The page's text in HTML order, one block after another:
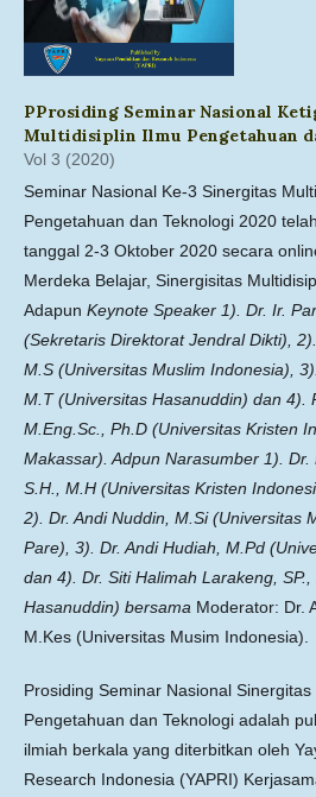
PProsiding Seminar Nasional
Multidisiplin Ilmu Pengetahuan
Vol 3 (2020)
Seminar Nasional Ke-3 Sinergitas
Pengetahuan dan Teknologi 2020
tanggal 2-3 Oktober 2020 secara
Merdeka Belajar, Sinergisitas
Adapun Keynote Speaker 1). Dr. Ir.
(Sekretaris Direktorat Jendral Dikti), 2).
M.S (Universitas Muslim Indonesia), 3).
M.T (Universitas Hasanuddin) dan 4).
M.Eng.Sc., Ph.D (Universitas Kristen
Makassar). Adpun Narasumber 1). Dr.
S.H., M.H (Universitas Kristen
2). Dr. Andi Nuddin, M.Si (Universitas
Pare), 3). Dr. Andi Hudiah, M.Pd
dan 4). Dr. Siti Halimah Larakeng,
Hasanuddin) bersama Moderator: Dr.
M.Kes (Universitas Musim Indonesia).
Prosiding Seminar Nasional
Pengetahuan dan Teknologi adalah
ilmiah berkala yang diterbitkan oleh
Research Indonesia (YAPRI)